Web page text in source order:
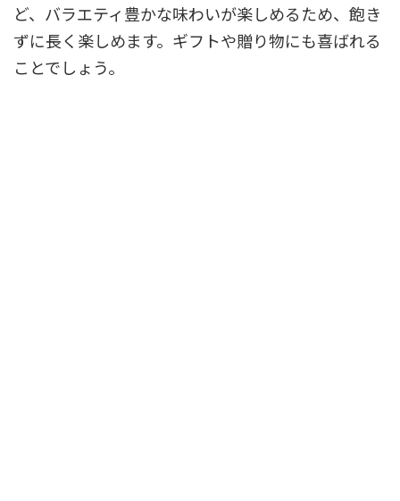
ど、バラエティ豊かな味わいが楽しめるため、飽き
ずに長く楽しめます。ギフトや贈り物にも喜ばれる
ことでしょう。